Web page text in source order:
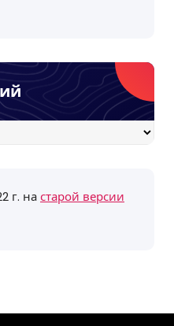
г. настарой версии